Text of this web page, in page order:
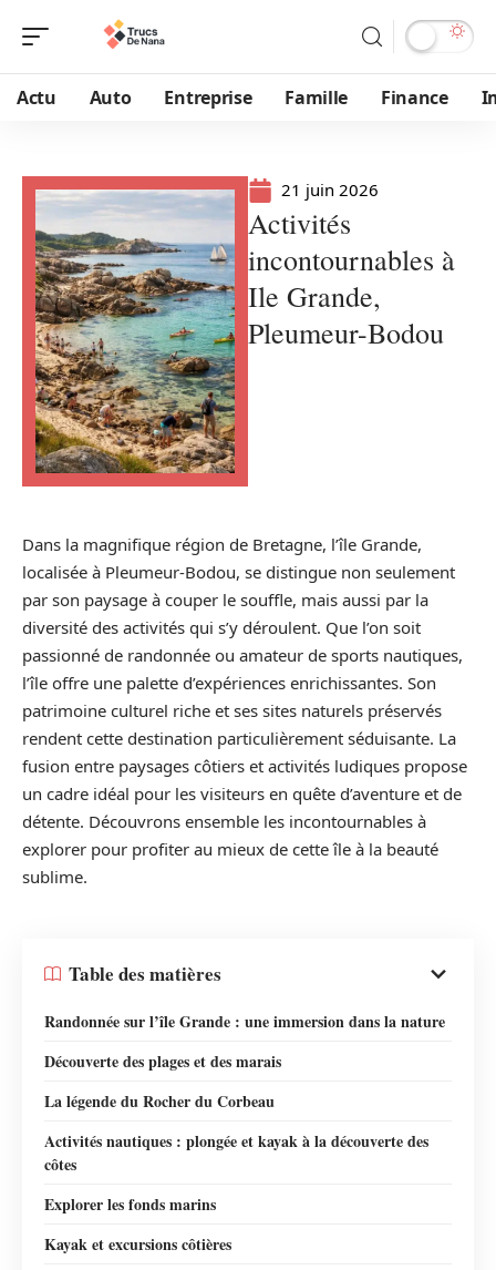
Actu Auto Entreprise Famille Finance
21 juin 2026
Activités
incontournables à
Ile Grande,
Pleumeur-Bodou
Dans la magnifique région de Bretagne, l’île Grande,
localisée à Pleumeur-Bodou, se distingue non seulement
par son paysage à couper le souffle, mais aussi par la
diversité des activités qui s’y déroulent. Que l’on soit
passionné de randonnée ou amateur de sports nautiques,
l’île offre une palette d’expériences enrichissantes. Son
patrimoine culturel riche et ses sites naturels préservés
rendent cette destination particulièrement séduisante. La
fusion entre paysages côtiers et activités ludiques propose
un cadre idéal pour les visiteurs en quête d’aventure et de
détente. Découvrons ensemble les incontournables à
explorer pour profiter au mieux de cette île à la beauté
sublime.
Table des matières
Randonnée sur l’île Grande : une immersion dans la nature
Découverte des plages et des marais
La légende du Rocher du Corbeau
Activités nautiques : plongée et kayak à la découverte des
côtes
Explorer les fonds marins
Kayak et excursions côtières